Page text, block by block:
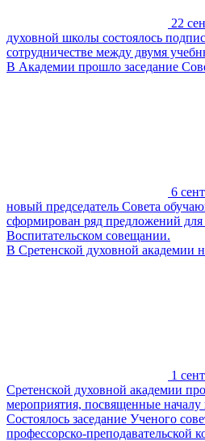
22
духовной школы состоялось
сотрудничестве между двумя
В Академии прошло заседание
6
новый председатель Совета
сформирован ряд предложений для
Воспитательском совещании.
В Сретенской духовной академии
1
Сретенской духовной академии
мероприятия, посвященные началу
Состоялось заседание Ученого
профессорско-преподавательской